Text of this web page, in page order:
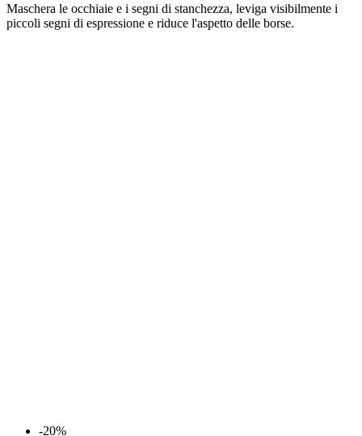
Maschera le occhiaie e i segni di stanchezza, leviga visibilmente i
piccoli segni di espressione e riduce l'aspetto delle borse.
-20%